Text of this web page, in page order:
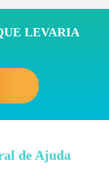
LEVARIA
de Ajuda